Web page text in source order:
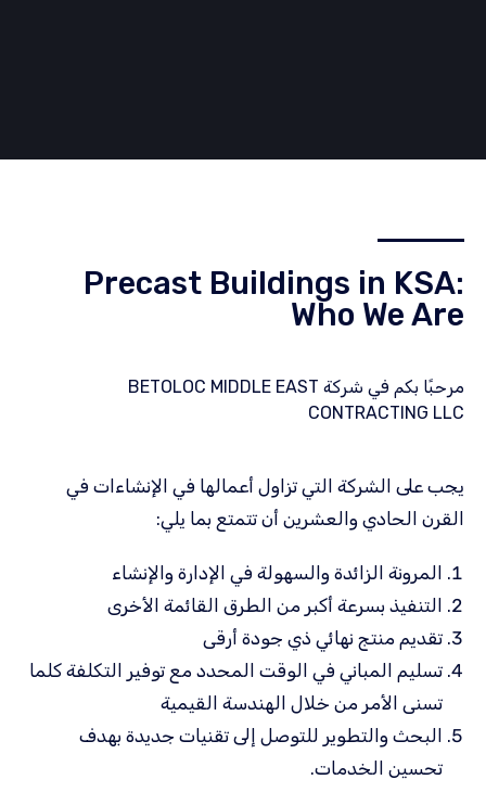
Precast Buildings in KSA:
Who We Are
مرحبًا بكم في شركة BETOLOC MIDDLE EAST
CONTRACTING LLC
يجب على الشركة التي تزاول أعمالها في الإنشاءات في
القرن الحادي والعشرين أن تتمتع بما يلي:
المرونة الزائدة والسهولة في الإدارة والإنشاء
التنفيذ بسرعة أكبر من الطرق القائمة الأخرى
تقديم منتج نهائي ذي جودة أرقى
تسليم المباني في الوقت المحدد مع توفير التكلفة كلما
تسنى الأمر من خلال الهندسة القيمية
البحث والتطوير للتوصل إلى تقنيات جديدة بهدف
تحسين الخدمات.